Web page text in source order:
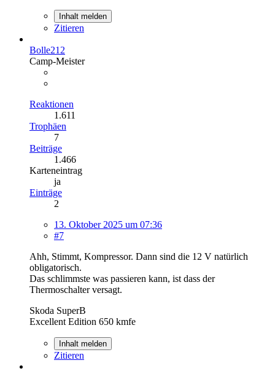
Inhalt melden
Zitieren
Bolle212
Camp-Meister
Reaktionen
1.611
Trophäen
7
Beiträge
1.466
Karteneintrag
ja
Einträge
2
13. Oktober 2025 um 07:36
#7
Ahh, Stimmt, Kompressor. Dann sind die 12 V natürlich
obligatorisch.
Das schlimmste was passieren kann, ist dass der
Thermoschalter versagt.
Skoda SuperB
Excellent Edition 650 kmfe
Inhalt melden
Zitieren